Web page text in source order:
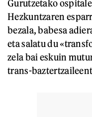
Gurutzetako
Hezkuntzaren
bezala, babesa
eta salatu du
zela bai eskuin
trans-